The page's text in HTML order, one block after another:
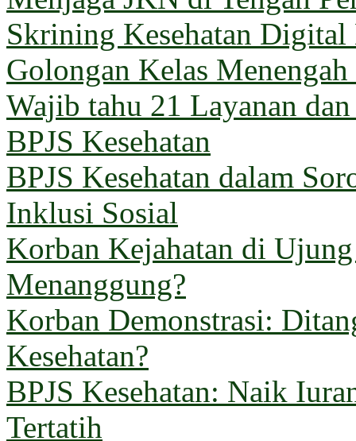
Skrining Kesehatan Digital
Golongan Kelas
Wajib tahu 21 Layanan
BPJS Kesehatan
BPJS Kesehatan dalam
Inklusi Sosial
Korban Kejahatan di
Menanggung?
Korban Demonstrasi:
Kesehatan?
BPJS Kesehatan: Naik
Tertatih